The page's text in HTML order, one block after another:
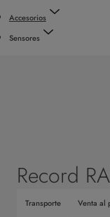
Accesorios
Sensores
Record
Transporte Venta al